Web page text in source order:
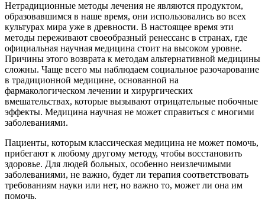
Нетрадиционные методы лечения не являются продуктом,
образовавшимся в наше время, они использовались во всех
культурах мира уже в древности. В настоящее время эти
методы переживают своеобразный ренессанс в странах, где
официальная научная медицина стоит на высоком уровне.
Причины этого возврата к методам альтернативной медицины
сложны. Чаще всего мы наблюдаем социальное разочарование
в традиционной медицине, основанной на
фармакологическом лечении и хирургических
вмешательствах, которые вызывают отрицательные побочные
эффекты. Медицина научная не может справиться с многими
заболеваниями.
Пациенты, которым классическая медицина не может помочь,
прибегают к любому другому методу, чтобы восстановить
здоровье. Для людей больных, особенно неизлечимыми
заболеваниями, не важно, будет ли терапия соответствовать
требованиям науки или нет, но важно то, может ли она им
помочь.